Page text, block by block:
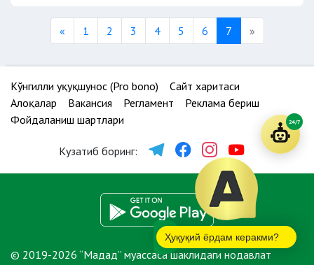
«Previous
1 2 3 4 5 6 7 »Next
Кўнгилли ҳуқуқшунос (Pro bono)
Сайт харитаси
Алоқалар
Вакансия Регламент
Реклама бериш
Фойдаланиш шартлари
Кузатиб боринг:
© 2019-2026 “Мадад” муассаса шаклидаги нодавлат
Ҳуқуқий ёрдам керакми?
24/7